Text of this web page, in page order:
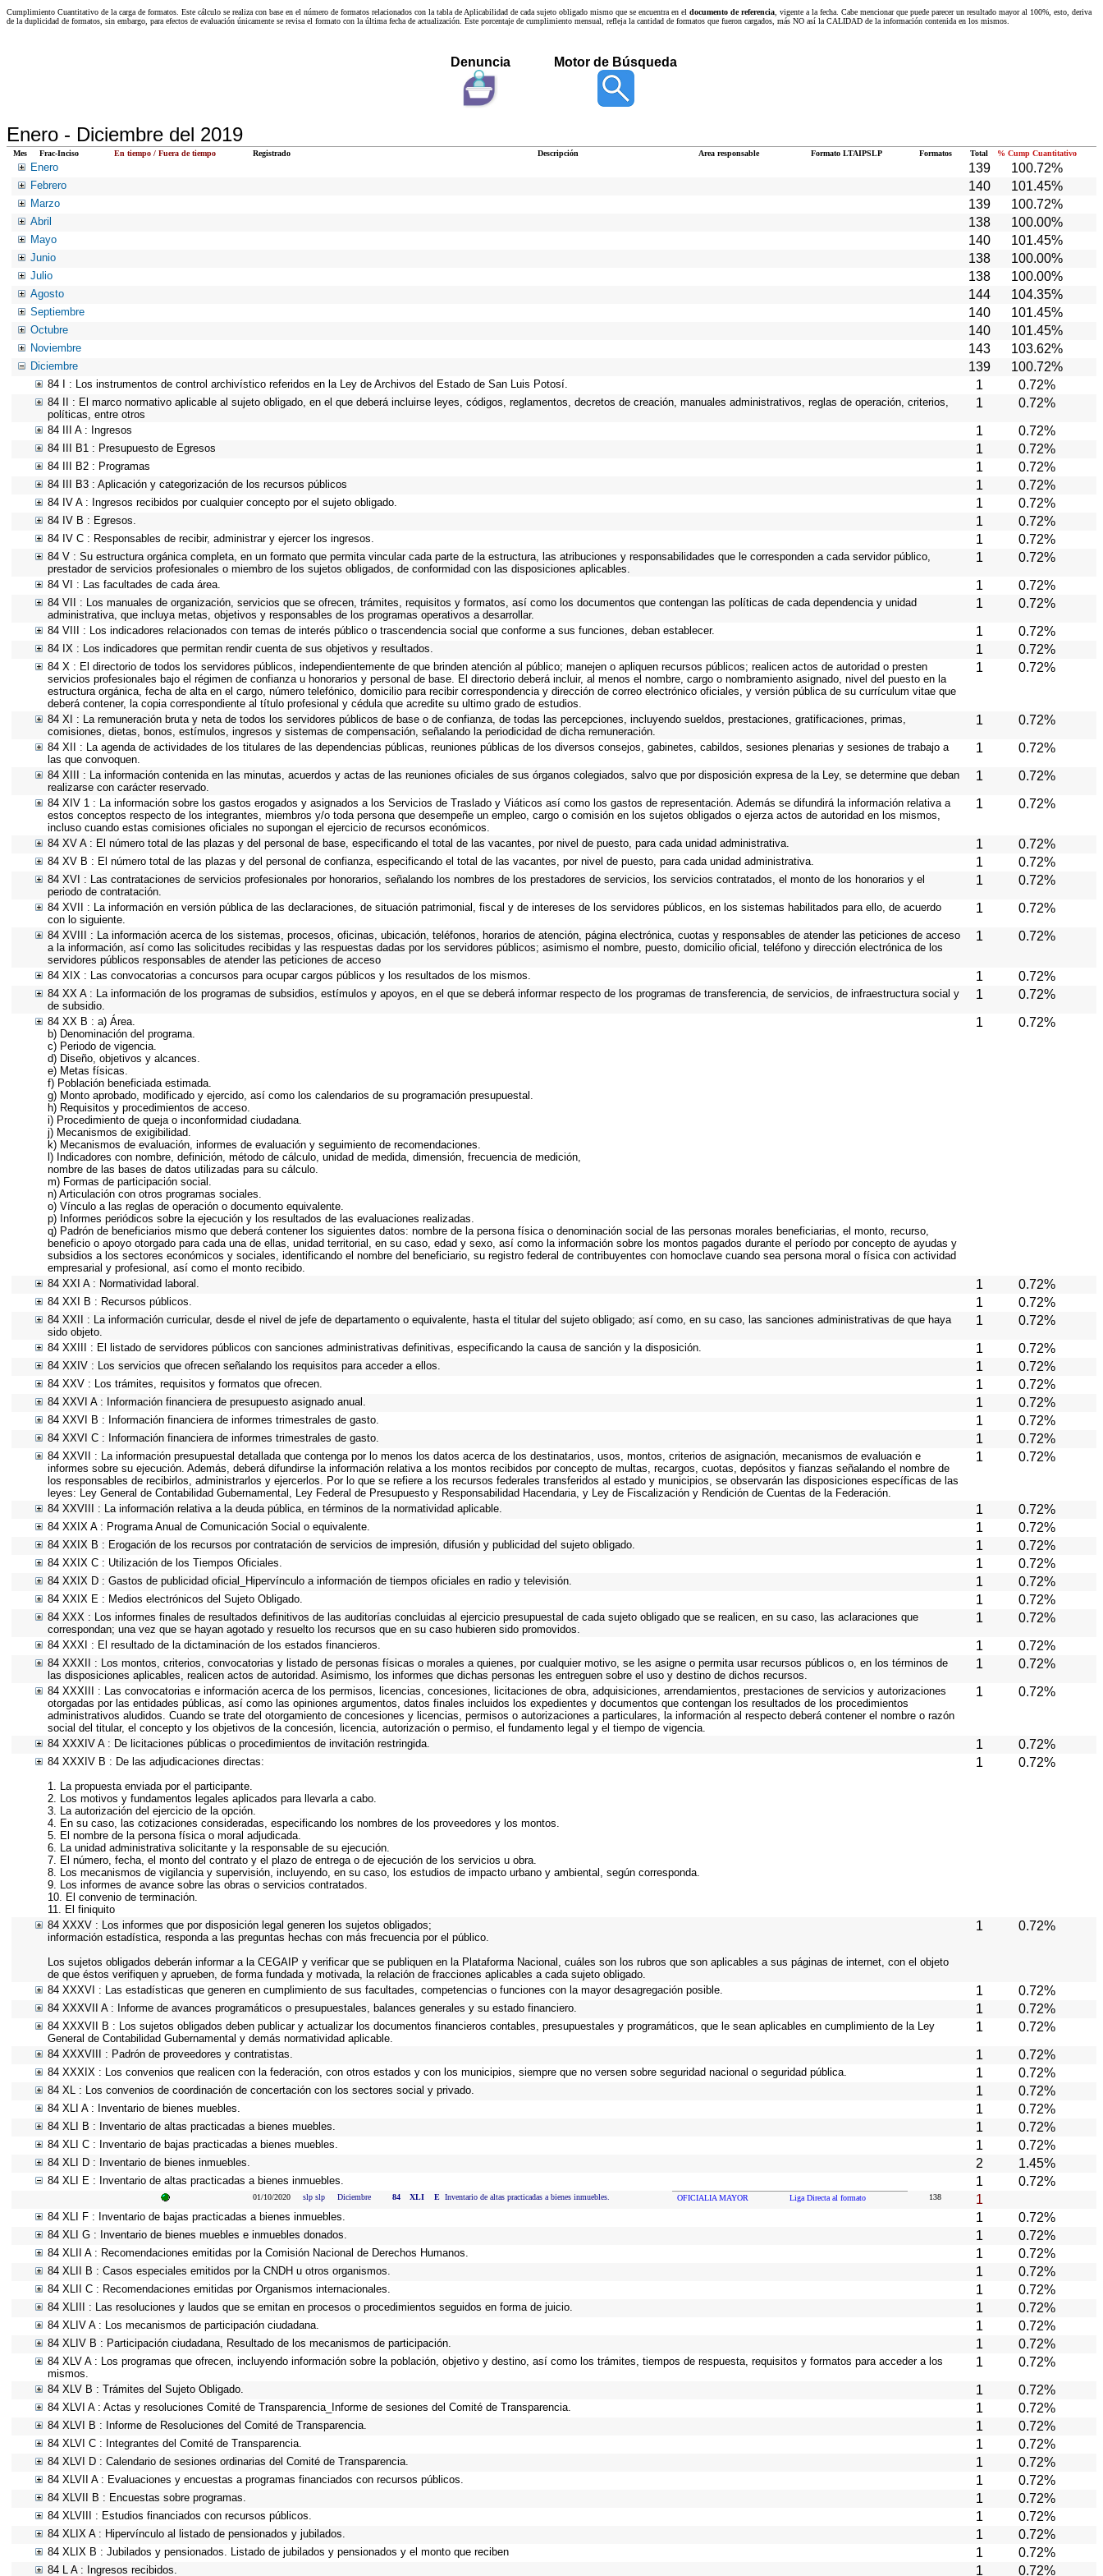
Cumplimiento Cuantitativo de la carga de formatos. Este cálculo se realiza con base en el número de formatos relacionados con la tabla de Aplicabilidad de cada sujeto obligado mismo que se encuentra en el documento de referencia , vigente a la fecha. Cabe mencionar que puede parecer un resultado mayor al 100%, esto, deriva
de la duplicidad de formatos, sin embargo, para efectos de evaluación únicamente se revisa el formato con la última fecha de actualización. Este porcentaje de cumplimiento mensual, refleja la cantidad de formatos que fueron cargados, más NO así la CALIDAD de la información contenida en los mismos.
Denuncia Motor de Búsqueda
Enero - Diciembre del 2019
Mes Frac-Inciso En tiempo / Fuera de tiempo Registrado Descripción Area responsable Formato LTAIPSLP Formatos Total % Cump Cuantitativo
Enero 139 100.72%
Febrero 140 101.45%
Marzo 139 100.72%
Abril 138 100.00%
Mayo 140 101.45%
Junio 138 100.00%
Julio 138 100.00%
Agosto 144 104.35%
Septiembre 140 101.45%
Octubre 140 101.45%
Noviembre 143 103.62%
Diciembre 139 100.72%
84 I : Los instrumentos de control archivístico referidos en la Ley de Archivos del Estado de San Luis Potosí. 1 0.72%
84 II : El marco normativo aplicable al sujeto obligado, en el que deberá incluirse leyes, códigos, reglamentos, decretos de creación, manuales administrativos, reglas de operación, criterios,
políticas, entre otros
1 0.72%
84 III A : Ingresos 1 0.72%
84 III B1 : Presupuesto de Egresos 1 0.72%
84 III B2 : Programas 1 0.72%
84 III B3 : Aplicación y categorización de los recursos públicos 1 0.72%
84 IV A : Ingresos recibidos por cualquier concepto por el sujeto obligado. 1 0.72%
84 IV B : Egresos. 1 0.72%
84 IV C : Responsables de recibir, administrar y ejercer los ingresos. 1 0.72%
84 V : Su estructura orgánica completa, en un formato que permita vincular cada parte de la estructura, las atribuciones y responsabilidades que le corresponden a cada servidor público,
prestador de servicios profesionales o miembro de los sujetos obligados, de conformidad con las disposiciones aplicables.
1 0.72%
84 VI : Las facultades de cada área. 1 0.72%
84 VII : Los manuales de organización, servicios que se ofrecen, trámites, requisitos y formatos, así como los documentos que contengan las políticas de cada dependencia y unidad
administrativa, que incluya metas, objetivos y responsables de los programas operativos a desarrollar.
1 0.72%
84 VIII : Los indicadores relacionados con temas de interés público o trascendencia social que conforme a sus funciones, deban establecer. 1 0.72%
84 IX : Los indicadores que permitan rendir cuenta de sus objetivos y resultados. 1 0.72%
84 X : El directorio de todos los servidores públicos, independientemente de que brinden atención al público; manejen o apliquen recursos públicos; realicen actos de autoridad o presten
servicios profesionales bajo el régimen de confianza u honorarios y personal de base. El directorio deberá incluir, al menos el nombre, cargo o nombramiento asignado, nivel del puesto en la
estructura orgánica, fecha de alta en el cargo, número telefónico, domicilio para recibir correspondencia y dirección de correo electrónico oficiales, y versión pública de su currículum vitae que
deberá contener, la copia correspondiente al título profesional y cédula que acredite su ultimo grado de estudios.
1 0.72%
84 XI : La remuneración bruta y neta de todos los servidores públicos de base o de confianza, de todas las percepciones, incluyendo sueldos, prestaciones, gratificaciones, primas,
comisiones, dietas, bonos, estímulos, ingresos y sistemas de compensación, señalando la periodicidad de dicha remuneración.
1 0.72%
84 XII : La agenda de actividades de los titulares de las dependencias públicas, reuniones públicas de los diversos consejos, gabinetes, cabildos, sesiones plenarias y sesiones de trabajo a
las que convoquen.
1 0.72%
84 XIII : La información contenida en las minutas, acuerdos y actas de las reuniones oficiales de sus órganos colegiados, salvo que por disposición expresa de la Ley, se determine que deban
realizarse con carácter reservado.
1 0.72%
84 XIV 1 : La información sobre los gastos erogados y asignados a los Servicios de Traslado y Viáticos así como los gastos de representación. Además se difundirá la información relativa a
estos conceptos respecto de los integrantes, miembros y/o toda persona que desempeñe un empleo, cargo o comisión en los sujetos obligados o ejerza actos de autoridad en los mismos,
incluso cuando estas comisiones oficiales no supongan el ejercicio de recursos económicos.
1 0.72%
84 XV A : El número total de las plazas y del personal de base, especificando el total de las vacantes, por nivel de puesto, para cada unidad administrativa. 1 0.72%
84 XV B : El número total de las plazas y del personal de confianza, especificando el total de las vacantes, por nivel de puesto, para cada unidad administrativa. 1 0.72%
84 XVI : Las contrataciones de servicios profesionales por honorarios, señalando los nombres de los prestadores de servicios, los servicios contratados, el monto de los honorarios y el
periodo de contratación.
1 0.72%
84 XVII : La información en versión pública de las declaraciones, de situación patrimonial, fiscal y de intereses de los servidores públicos, en los sistemas habilitados para ello, de acuerdo
con lo siguiente.
1 0.72%
84 XVIII : La información acerca de los sistemas, procesos, oficinas, ubicación, teléfonos, horarios de atención, página electrónica, cuotas y responsables de atender las peticiones de acceso
a la información, así como las solicitudes recibidas y las respuestas dadas por los servidores públicos; asimismo el nombre, puesto, domicilio oficial, teléfono y dirección electrónica de los
servidores públicos responsables de atender las peticiones de acceso
1 0.72%
84 XIX : Las convocatorias a concursos para ocupar cargos públicos y los resultados de los mismos. 1 0.72%
84 XX A : La información de los programas de subsidios, estímulos y apoyos, en el que se deberá informar respecto de los programas de transferencia, de servicios, de infraestructura social y
de subsidio.
1 0.72%
84 XX B : a) Área.
b) Denominación del programa.
c) Periodo de vigencia.
d) Diseño, objetivos y alcances.
e) Metas físicas.
f) Población beneficiada estimada.
g) Monto aprobado, modificado y ejercido, así como los calendarios de su programación presupuestal.
h) Requisitos y procedimientos de acceso.
i) Procedimiento de queja o inconformidad ciudadana.
j) Mecanismos de exigibilidad.
k) Mecanismos de evaluación, informes de evaluación y seguimiento de recomendaciones.
l) Indicadores con nombre, definición, método de cálculo, unidad de medida, dimensión, frecuencia de medición,
nombre de las bases de datos utilizadas para su cálculo.
m) Formas de participación social.
n) Articulación con otros programas sociales.
o) Vínculo a las reglas de operación o documento equivalente.
p) Informes periódicos sobre la ejecución y los resultados de las evaluaciones realizadas.
q) Padrón de beneficiarios mismo que deberá contener los siguientes datos: nombre de la persona física o denominación social de las personas morales beneficiarias, el monto, recurso,
beneficio o apoyo otorgado para cada una de ellas, unidad territorial, en su caso, edad y sexo, así como la información sobre los montos pagados durante el período por concepto de ayudas y
subsidios a los sectores económicos y sociales, identificando el nombre del beneficiario, su registro federal de contribuyentes con homoclave cuando sea persona moral o física con actividad
empresarial y profesional, así como el monto recibido.
1 0.72%
84 XXI A : Normatividad laboral. 1 0.72%
84 XXI B : Recursos públicos. 1 0.72%
84 XXII : La información curricular, desde el nivel de jefe de departamento o equivalente, hasta el titular del sujeto obligado; así como, en su caso, las sanciones administrativas de que haya
sido objeto.
1 0.72%
84 XXIII : El listado de servidores públicos con sanciones administrativas definitivas, especificando la causa de sanción y la disposición. 1 0.72%
84 XXIV : Los servicios que ofrecen señalando los requisitos para acceder a ellos. 1 0.72%
84 XXV : Los trámites, requisitos y formatos que ofrecen. 1 0.72%
84 XXVI A : Información financiera de presupuesto asignado anual. 1 0.72%
84 XXVI B : Información financiera de informes trimestrales de gasto. 1 0.72%
84 XXVI C : Información financiera de informes trimestrales de gasto. 1 0.72%
84 XXVII : La información presupuestal detallada que contenga por lo menos los datos acerca de los destinatarios, usos, montos, criterios de asignación, mecanismos de evaluación e
informes sobre su ejecución. Además, deberá difundirse la información relativa a los montos recibidos por concepto de multas, recargos, cuotas, depósitos y fianzas señalando el nombre de
los responsables de recibirlos, administrarlos y ejercerlos. Por lo que se refiere a los recursos federales transferidos al estado y municipios, se observarán las disposiciones específicas de las
leyes: Ley General de Contabilidad Gubernamental, Ley Federal de Presupuesto y Responsabilidad Hacendaria, y Ley de Fiscalización y Rendición de Cuentas de la Federación.
1 0.72%
84 XXVIII : La información relativa a la deuda pública, en términos de la normatividad aplicable. 1 0.72%
84 XXIX A : Programa Anual de Comunicación Social o equivalente. 1 0.72%
84 XXIX B : Erogación de los recursos por contratación de servicios de impresión, difusión y publicidad del sujeto obligado. 1 0.72%
84 XXIX C : Utilización de los Tiempos Oficiales. 1 0.72%
84 XXIX D : Gastos de publicidad oficial_Hipervínculo a información de tiempos oficiales en radio y televisión. 1 0.72%
84 XXIX E : Medios electrónicos del Sujeto Obligado. 1 0.72%
84 XXX : Los informes finales de resultados definitivos de las auditorías concluidas al ejercicio presupuestal de cada sujeto obligado que se realicen, en su caso, las aclaraciones que
correspondan; una vez que se hayan agotado y resuelto los recursos que en su caso hubieren sido promovidos.
1 0.72%
84 XXXI : El resultado de la dictaminación de los estados financieros. 1 0.72%
84 XXXII : Los montos, criterios, convocatorias y listado de personas físicas o morales a quienes, por cualquier motivo, se les asigne o permita usar recursos públicos o, en los términos de
las disposiciones aplicables, realicen actos de autoridad. Asimismo, los informes que dichas personas les entreguen sobre el uso y destino de dichos recursos.
1 0.72%
84 XXXIII : Las convocatorias e información acerca de los permisos, licencias, concesiones, licitaciones de obra, adquisiciones, arrendamientos, prestaciones de servicios y autorizaciones
otorgadas por las entidades públicas, así como las opiniones argumentos, datos finales incluidos los expedientes y documentos que contengan los resultados de los procedimientos
administrativos aludidos. Cuando se trate del otorgamiento de concesiones y licencias, permisos o autorizaciones a particulares, la información al respecto deberá contener el nombre o razón
social del titular, el concepto y los objetivos de la concesión, licencia, autorización o permiso, el fundamento legal y el tiempo de vigencia.
1 0.72%
84 XXXIV A : De licitaciones públicas o procedimientos de invitación restringida. 1 0.72%
84 XXXIV B : De las adjudicaciones directas:
1. La propuesta enviada por el participante.
2. Los motivos y fundamentos legales aplicados para llevarla a cabo.
3. La autorización del ejercicio de la opción.
4. En su caso, las cotizaciones consideradas, especificando los nombres de los proveedores y los montos.
5. El nombre de la persona física o moral adjudicada.
6. La unidad administrativa solicitante y la responsable de su ejecución.
7. El número, fecha, el monto del contrato y el plazo de entrega o de ejecución de los servicios u obra.
8. Los mecanismos de vigilancia y supervisión, incluyendo, en su caso, los estudios de impacto urbano y ambiental, según corresponda.
9. Los informes de avance sobre las obras o servicios contratados.
10. El convenio de terminación.
11. El finiquito
1 0.72%
84 XXXV : Los informes que por disposición legal generen los sujetos obligados;
información estadística, responda a las preguntas hechas con más frecuencia por el público.
Los sujetos obligados deberán informar a la CEGAIP y verificar que se publiquen en la Plataforma Nacional, cuáles son los rubros que son aplicables a sus páginas de internet, con el objeto
de que éstos verifiquen y aprueben, de forma fundada y motivada, la relación de fracciones aplicables a cada sujeto obligado.
1 0.72%
84 XXXVI : Las estadísticas que generen en cumplimiento de sus facultades, competencias o funciones con la mayor desagregación posible. 1 0.72%
84 XXXVII A : Informe de avances programáticos o presupuestales, balances generales y su estado financiero. 1 0.72%
84 XXXVII B : Los sujetos obligados deben publicar y actualizar los documentos financieros contables, presupuestales y programáticos, que le sean aplicables en cumplimiento de la Ley
General de Contabilidad Gubernamental y demás normatividad aplicable.
1 0.72%
84 XXXVIII : Padrón de proveedores y contratistas. 1 0.72%
84 XXXIX : Los convenios que realicen con la federación, con otros estados y con los municipios, siempre que no versen sobre seguridad nacional o seguridad pública. 1 0.72%
84 XL : Los convenios de coordinación de concertación con los sectores social y privado. 1 0.72%
84 XLI A : Inventario de bienes muebles. 1 0.72%
84 XLI B : Inventario de altas practicadas a bienes muebles. 1 0.72%
84 XLI C : Inventario de bajas practicadas a bienes muebles. 1 0.72%
84 XLI D : Inventario de bienes inmuebles. 2 1.45%
84 XLI E : Inventario de altas practicadas a bienes inmuebles. 1 0.72%
01/10/2020 slp slp Diciembre 84 XLI E Inventario de altas practicadas a bienes inmuebles. OFICIALIA MAYOR Liga Directa al formato 138 1
84 XLI F : Inventario de bajas practicadas a bienes inmuebles. 1 0.72%
84 XLI G : Inventario de bienes muebles e inmuebles donados. 1 0.72%
84 XLII A : Recomendaciones emitidas por la Comisión Nacional de Derechos Humanos. 1 0.72%
84 XLII B : Casos especiales emitidos por la CNDH u otros organismos. 1 0.72%
84 XLII C : Recomendaciones emitidas por Organismos internacionales. 1 0.72%
84 XLIII : Las resoluciones y laudos que se emitan en procesos o procedimientos seguidos en forma de juicio. 1 0.72%
84 XLIV A : Los mecanismos de participación ciudadana. 1 0.72%
84 XLIV B : Participación ciudadana, Resultado de los mecanismos de participación. 1 0.72%
84 XLV A : Los programas que ofrecen, incluyendo información sobre la población, objetivo y destino, así como los trámites, tiempos de respuesta, requisitos y formatos para acceder a los
mismos.
1 0.72%
84 XLV B : Trámites del Sujeto Obligado. 1 0.72%
84 XLVI A : Actas y resoluciones Comité de Transparencia_Informe de sesiones del Comité de Transparencia. 1 0.72%
84 XLVI B : Informe de Resoluciones del Comité de Transparencia. 1 0.72%
84 XLVI C : Integrantes del Comité de Transparencia. 1 0.72%
84 XLVI D : Calendario de sesiones ordinarias del Comité de Transparencia. 1 0.72%
84 XLVII A : Evaluaciones y encuestas a programas financiados con recursos públicos. 1 0.72%
84 XLVII B : Encuestas sobre programas. 1 0.72%
84 XLVIII : Estudios financiados con recursos públicos. 1 0.72%
84 XLIX A : Hipervínculo al listado de pensionados y jubilados. 1 0.72%
84 XLIX B : Jubilados y pensionados. Listado de jubilados y pensionados y el monto que reciben 1 0.72%
84 L A : Ingresos recibidos. 1 0.72%